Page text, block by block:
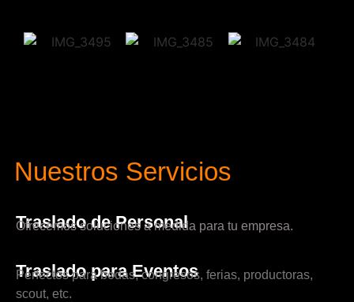
Nuestros Servicios
Traslado de Personal
Ofrecemos soluciones a medida para tu empresa.
Traslado para Eventos
Perfectos para bodas, congresos, ferias, productoras,
scout, etc.